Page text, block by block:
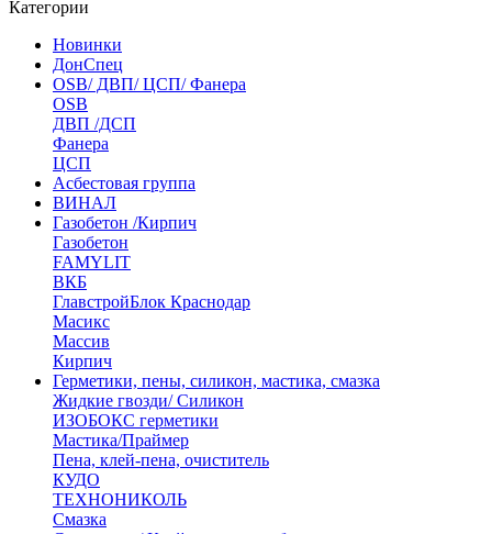
Категории
Новинки
ДонСпец
OSB/ ДВП/ ЦСП/ Фанера
OSB
ДВП /ДСП
Фанера
ЦСП
Асбестовая группа
ВИНАЛ
Газобетон /Кирпич
Газобетон
FAMYLIT
ВКБ
ГлавстройБлок Краснодар
Масикс
Массив
Кирпич
Герметики, пены, силикон, мастика, смазка
Жидкие гвозди/ Силикон
ИЗОБОКС герметики
Мастика/Праймер
Пена, клей-пена, очиститель
КУДО
ТЕХНОНИКОЛЬ
Смазка